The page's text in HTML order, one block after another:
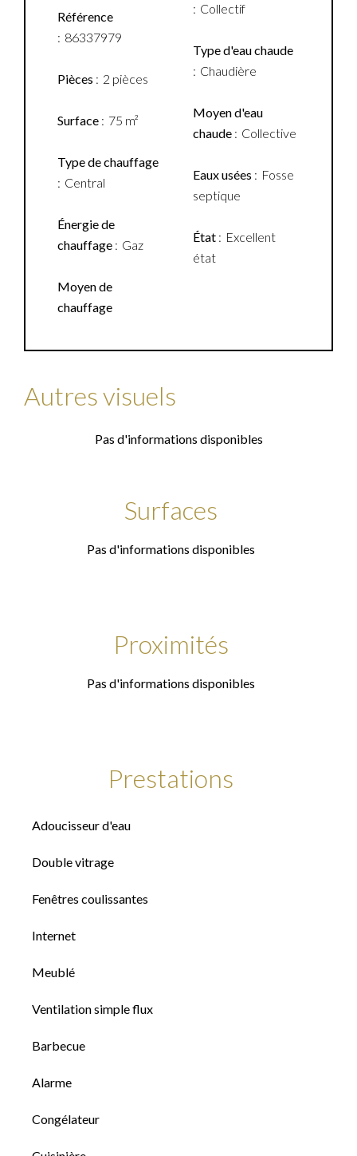
Référence
86337979
Pièces 2 pièces
Surface 75 m²
Type de chauffage
Central
Énergie de
chauffage
Gaz
Moyen de
chauffage
Collectif
Type d'eau chaude
Chaudière
Moyen d'eau
chaude
Collective
Eaux usées
Fosse
septique
État
Excellent
état
Autres visuels
Pas d'informations disponibles
Surfaces
Pas d'informations disponibles
Proximités
Pas d'informations disponibles
Prestations
Adoucisseur d'eau
Double vitrage
Fenêtres coulissantes
Internet
Meublé
Ventilation simple flux
Barbecue
Alarme
Congélateur